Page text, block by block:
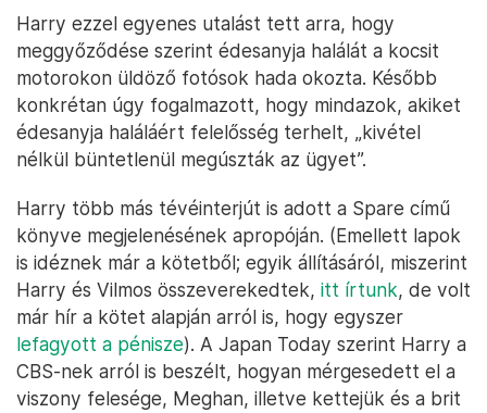
Harry ezzel egyenes utalást tett arra, hogy
meggyőződése szerint édesanyja halálát a kocsit
motorokon üldöző fotósok hada okozta. Később
konkrétan úgy fogalmazott, hogy mindazok, akiket
édesanyja haláláért felelősség terhelt, „kivétel
nélkül büntetlenül megúszták az ügyet”.
Harry több más tévéinterjút is adott a Spare című
könyve megjelenésének apropóján. (Emellett lapok
is idéznek már a kötetből; egyik állításáról, miszerint
Harry és Vilmos összeverekedtek, itt írtunk, de volt
már hír a kötet alapján arról is, hogy egyszer
lefagyott a pénisze). A Japan Today szerint Harry a
CBS-nek arról is beszélt, hogyan mérgesedett el a
viszony felesége, Meghan, illetve kettejük és a brit